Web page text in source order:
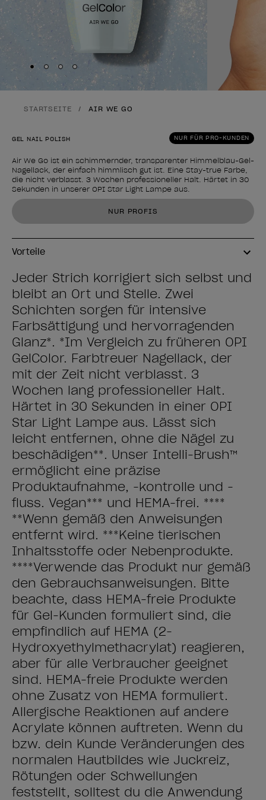
Skip to slide
Skip to slide2
Skip to slide
Skip to slide
STARTSEITE AIR WE GO
NUR FÜR PRO-KUNDEN
GEL NAIL POLISH
Air We Go ist ein schimmernder, transparenter Himmelblau-Gel-
Nagellack, der einfach himmlisch gut ist. Eine Stay-true Farbe,
die nicht verblasst. 3 Wochen professioneller Halt. Härtet in 30
Sekunden in unserer OPI Star Light Lampe aus.
Form des Produkts
NUR PROFIS
Vorteile
Jeder Strich korrigiert sich selbst und
bleibt an Ort und Stelle. Zwei
Schichten sorgen für intensive
Farbsättigung und hervorragenden
Glanz*. *Im Vergleich zu früheren OPI
GelColor. Farbtreuer Nagellack, der
mit der Zeit nicht verblasst. 3
Wochen lang professioneller Halt.
Härtet in 30 Sekunden in einer OPI
Star Light Lampe aus. Lässt sich
leicht entfernen, ohne die Nägel zu
beschädigen**. Unser Intelli-Brush™
ermöglicht eine präzise
Produktaufnahme, -kontrolle und -
fluss. Vegan*** und HEMA-frei. ****
**Wenn gemäß den Anweisungen
entfernt wird. ***Keine tierischen
Inhaltsstoffe oder Nebenprodukte.
****Verwende das Produkt nur gemäß
den Gebrauchsanweisungen. Bitte
beachte, dass HEMA-freie Produkte
für Gel-Kunden formuliert sind, die
empfindlich auf HEMA (2-
Hydroxyethylmethacrylat) reagieren,
aber für alle Verbraucher geeignet
sind. HEMA-freie Produkte werden
ohne Zusatz von HEMA formuliert.
Allergische Reaktionen auf andere
Acrylate können auftreten. Wenn du
bzw. dein Kunde Veränderungen des
normalen Hautbildes wie Juckreiz,
Rötungen oder Schwellungen
feststellt, solltest du die Anwendung